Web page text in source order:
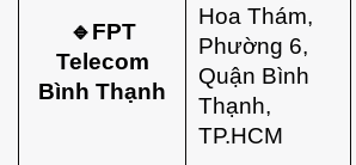
🔹FPT
Telecom
Bình Thạnh
Hoa Thám,
Phường 6,
Quận Bình
Thạnh,
TP.HCM